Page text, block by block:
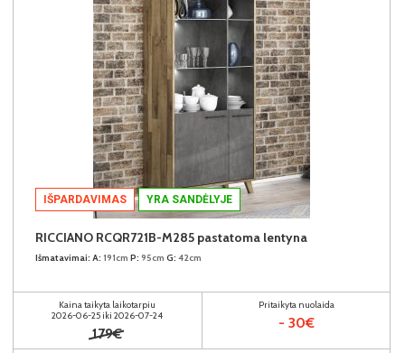
IŠPARDAVIMAS YRA SANDĖLYJE
RICCIANO RCQR721B-M285 pastatoma lentyna
Išmatavimai: A: 191cm P: 95cm G: 42cm
Kaina taikyta laikotarpiu
2026-06-25 iki 2026-07-24
179€
Pritaikyta nuolaida
- 30€